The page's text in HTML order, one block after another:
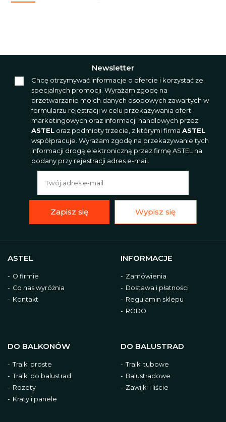
ASTEL
O firmie
Co nas wyróżnia
Kontakt
INFORMACJE
Zamówienia
Dostawa i płatności
Regulamin sklepu
RODO
DO BALKONÓW
Tralki proste
Tralki do balustrad
Rozety
Kraty i panele
DO BALUSTRAD
Tralki tubowe
Balustradowe
Zawijki i liście
Newsletter
Chcę otrzymywać informacje o ofercie i korzystać ze
specjalnych promocji. Wyrażam zgodę na
przetwarzanie moich danych osobowych zawartych w
formularzu rejestracji w celu przekazywania ofert
marketingowych oraz informacji handlowych przez
ASTEL oraz podmioty trzecie, z którymi firma ASTEL
współpracuje. Wyrażam zgodę na przekazywanie tych
informacji drogą elektroniczną przez firmę ASTEL na
podany przy rejestracji adres e-mail.
Zapisz się Wypisz się